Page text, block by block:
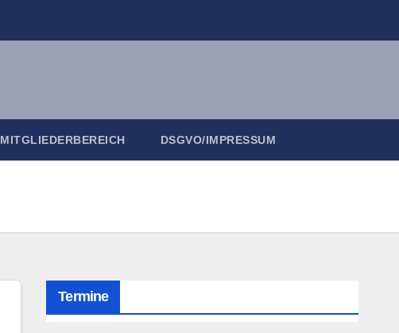
MITGLIEDERBEREICH DSGVO/IMPRESSUM
Termine